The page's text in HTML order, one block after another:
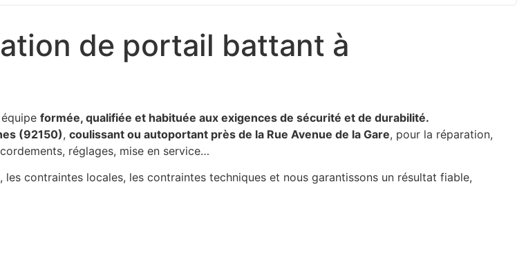
de portail battant à
formée, qualifiée et habituée aux exigences de sécurité et de durabilité.
(92150), coulissant ou autoportant près de la Rue Avenue de la Gare, pour la réparation,
réglages, mise en service…
les contraintes locales, les contraintes techniques et nous garantissons un résultat fiable,